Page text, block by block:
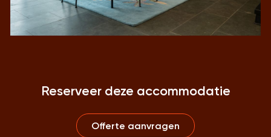
Reserveer deze accommodatie
Offerte aanvragen